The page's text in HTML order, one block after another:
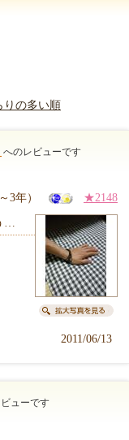
りの多い順
へのレビューです
3年） ★2148
…
2011/06/13
ューです